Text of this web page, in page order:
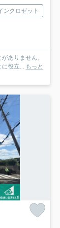
ンクロゼット
ありません。
に役立... もっと